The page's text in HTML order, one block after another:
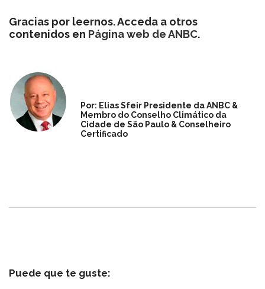
Gracias por leernos. Acceda a otros
contenidos en Página web de ANBC.
Por: Elias Sfeir Presidente da ANBC &
Membro do Conselho Climático da
Cidade de São Paulo & Conselheiro
Certificado
Puede que te guste: